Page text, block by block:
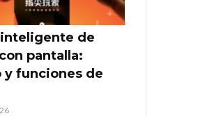
de
pantalla:
y funciones de